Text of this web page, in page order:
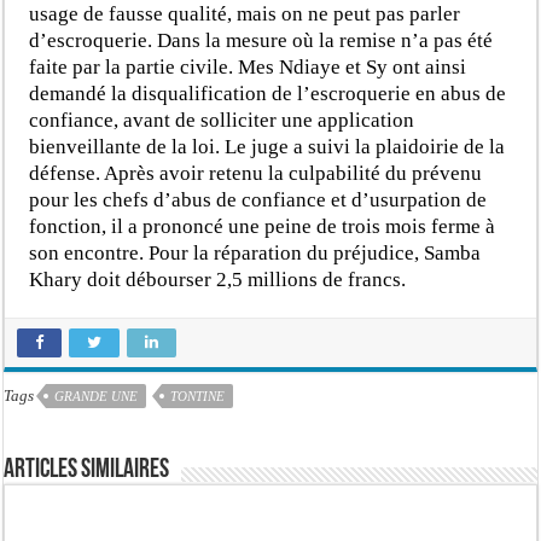
usage de fausse qualité, mais on ne peut pas parler
d’escroquerie. Dans la mesure où la remise n’a pas été
faite par la partie civile. Mes Ndiaye et Sy ont ainsi
demandé la disqualification de l’escroquerie en abus de
confiance, avant de solliciter une application
bienveillante de la loi. Le juge a suivi la plaidoirie de la
défense. Après avoir retenu la culpabilité du prévenu
pour les chefs d’abus de confiance et d’usurpation de
fonction, il a prononcé une peine de trois mois ferme à
son encontre. Pour la réparation du préjudice, Samba
Khary doit débourser 2,5 millions de francs.
Tags GRANDE UNE TONTINE
Articles similaires